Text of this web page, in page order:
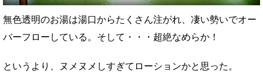
無色透明のお湯は湯口からたくさん注がれ、凄い勢いでオー
バーフローしている。そして・・・超絶なめらか！
というより、ヌメヌメしすぎてローションかと思った。